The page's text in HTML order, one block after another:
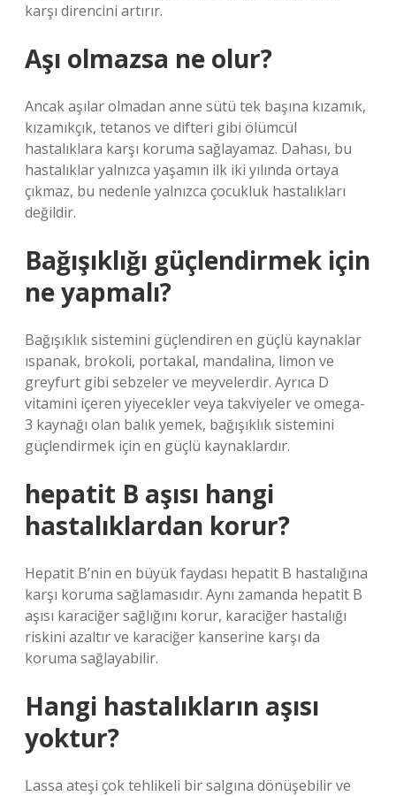
karşı direncini artırır.
Aşı olmazsa ne olur?
Ancak aşılar olmadan anne sütü tek başına kızamık,
kızamıkçık, tetanos ve difteri gibi ölümcül
hastalıklara karşı koruma sağlayamaz. Dahası, bu
hastalıklar yalnızca yaşamın ilk iki yılında ortaya
çıkmaz, bu nedenle yalnızca çocukluk hastalıkları
değildir.
Bağışıklığı güçlendirmek için
ne yapmalı?
Bağışıklık sistemini güçlendiren en güçlü kaynaklar
ıspanak, brokoli, portakal, mandalina, limon ve
greyfurt gibi sebzeler ve meyvelerdir. Ayrıca D
vitamini içeren yiyecekler veya takviyeler ve omega-
3 kaynağı olan balık yemek, bağışıklık sistemini
güçlendirmek için en güçlü kaynaklardır.
hepatit B aşısı hangi
hastalıklardan korur?
Hepatit B’nin en büyük faydası hepatit B hastalığına
karşı koruma sağlamasıdır. Aynı zamanda hepatit B
aşısı karaciğer sağlığını korur, karaciğer hastalığı
riskini azaltır ve karaciğer kanserine karşı da
koruma sağlayabilir.
Hangi hastalıkların aşısı
yoktur?
Lassa ateşi çok tehlikeli bir salgına dönüşebilir ve